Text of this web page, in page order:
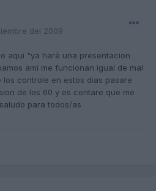
del 2009
aqui "ya haré una presentacion
ami me funcionan igual de mal
controle en estos dias pasare
de los 60 y os contare que me
para todos/as